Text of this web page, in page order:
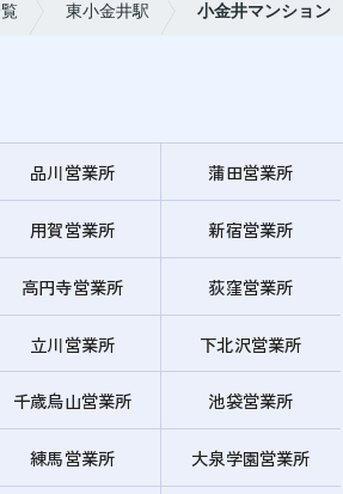
東小金井駅 小金井マンション
品川営業所 蒲田営業所
用賀営業所 新宿営業所
高円寺営業所 荻窪営業所
立川営業所 下北沢営業所
千歳烏山営業所 池袋営業所
練馬営業所 大泉学園営業所